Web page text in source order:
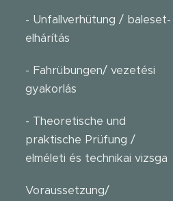
- Unfallverhütung / baleset-
elhárítás
- Fahrübungen/ vezetési
gyakorlás
- Theoretische und
praktische Prüfung /
elméleti és technikai vizsga
Voraussetzung/